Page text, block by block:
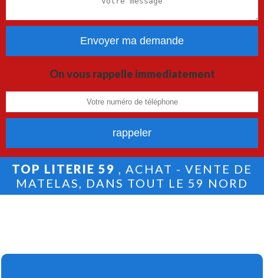
On vous rappelle immediatement
TOP LITERIE 59 , ACHAT - VENTE DE
MATELAS, DANS TOUT LE 59 NORD